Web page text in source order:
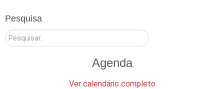
Pesquisa
Pesquisar
Agenda
Ver calendário completo